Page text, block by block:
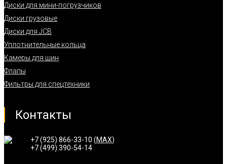
Диски для мини-погрузчиков
Диски грузовые
Диски для JCB
Уплотнительные кольца
Камеры для шин
Флапы
Фильтры для спецтехники
Контакты
+7 (925) 866-33-10 (MAX)
+7 (499) 390-54-14